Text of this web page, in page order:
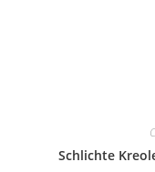
Schlichte